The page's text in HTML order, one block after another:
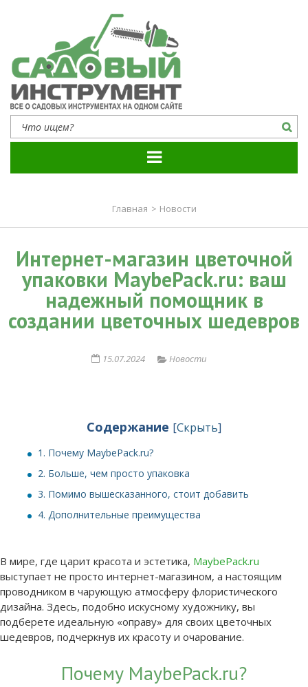
Садовый инструмент
Все о садовых инструментах на одном сайте
Главная > Новости
Интернет-магазин цветочной
упаковки MaybePack.ru: ваш
надежный помощник в
создании цветочных шедевров
15.07.2024 Новости
Содержание [Скрыть]
1. Почему MaybePack.ru?
2. Больше, чем просто упаковка
3. Помимо вышесказанного, стоит добавить
4. Дополнительные преимущества
В мире, где царит красота и эстетика, MaybePack.ru
выступает не просто интернет-магазином, а настоящим
проводником в чарующую атмосферу флористического
дизайна. Здесь, подобно искусному художнику, вы
подберете идеальную «оправу» для своих цветочных
шедевров, подчеркнув их красоту и очарование.
Почему MaybePack.ru?